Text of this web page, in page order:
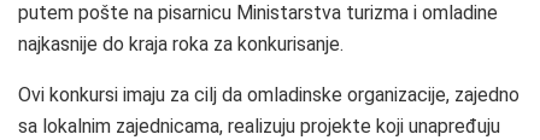
putem pošte na pisarnicu Ministarstva turizma i omladine
najkasnije do kraja roka za konkurisanje.
Ovi konkursi imaju za cilj da omladinske organizacije, zajedno
sa lokalnim zajednicama, realizuju projekte koji unapređuju